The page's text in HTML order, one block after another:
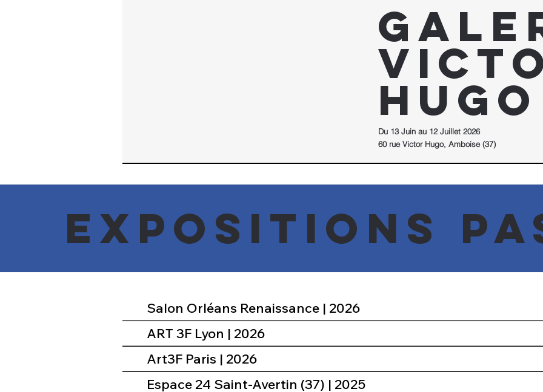
Hugo
Du 13 Juin au 12 Juillet 2026
60 rue Victor Hugo, Amboise (37)
Expositions
Salon Orléans Renaissance | 2026
ART 3F Lyon | 2026
Art3F Paris | 2026
Espace 24 Saint-Avertin (37) | 2025